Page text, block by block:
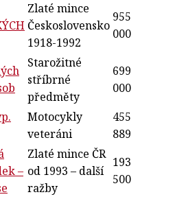
Zlaté mince
Československo
1918-1992
955
000
Starožitné
stříbrné
předměty
699
000
Motocykly
veteráni
455
889
–
Zlaté mince ČR
od 1993 – další
ražby
193
500